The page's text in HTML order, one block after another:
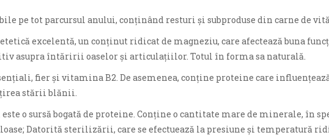
pe tot parcursul anului, conținând resturi și subproduse din carne de
excelentă, un conținut ridicat de magneziu, care afectează buna
asupra întăririi oaselor și articulațiilor. Totul în forma sa naturală.
fier și vitamina B2. De asemenea, conține proteine ​​care
stării blănii.
o sursă bogată de proteine. Conține o cantitate mare de minerale, în
Datorită sterilizării, care se efectuează la presiune și temperatură